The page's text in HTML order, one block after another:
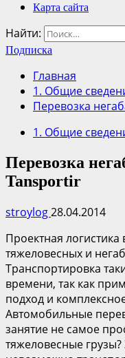
Карта сайта
Найти:
Подписка
Главная
1. Общие
Перевозка
1. Общие
Перевозка
Tansportir
stroylog28.04.2014
Проектная
тяжеловесных и
Транспортировка
времени, так как
подход и
Автомобильные
занятие не самое
тяжеловесные